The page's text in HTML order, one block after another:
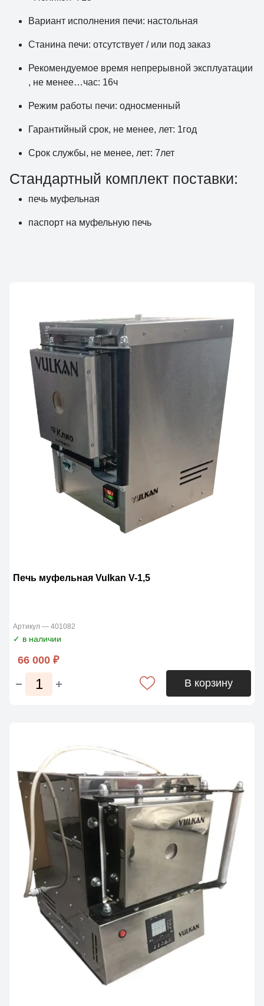
Вариант исполнения печи: настольная
Станина печи: отсутствует / или под заказ
Рекомендуемое время непрерывной эксплуатации
, не менее…час: 16ч
Режим работы печи: односменный
Гарантийный срок, не менее, лет: 1год
Срок службы, не менее, лет: 7лет
Стандартный комплект поставки:
печь муфельная
паспорт на муфельную печь
Печь муфельная Vulkan V-1,5
Артикул — 401082
✓ в наличии
66 000 ₽
В корзину